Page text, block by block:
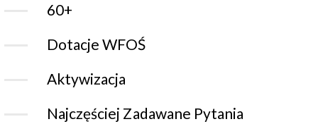
60+
Dotacje WFOŚ
Aktywizacja
Najczęściej Zadawane Pytania